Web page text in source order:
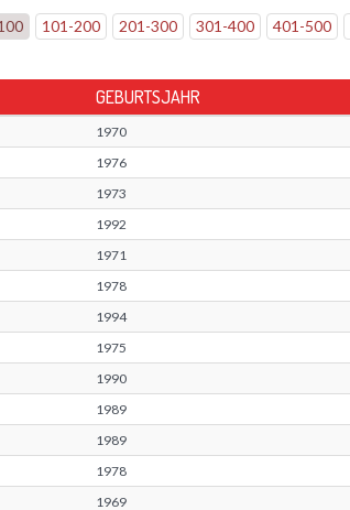
101 -200 201 -300 301 -400 401 -500
GEBURTSJAHR
1970
1976
1973
1992
1971
1978
1994
1975
1990
1989
1989
1978
1969